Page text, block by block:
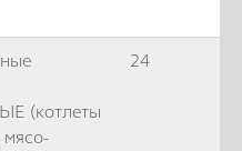
(котлеты
мясо-
24